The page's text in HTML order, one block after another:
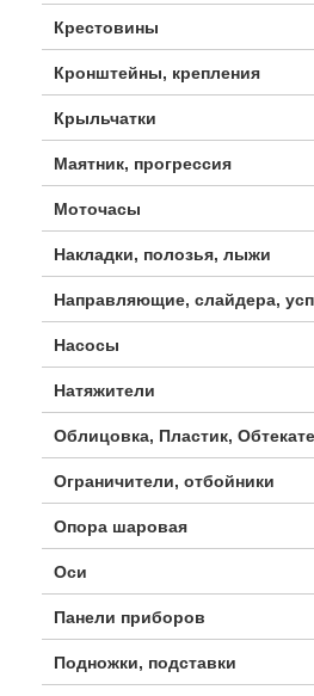
Крестовины
Кронштейны, крепления
Крыльчатки
Маятник, прогрессия
Моточасы
Накладки, полозья, лыжи
Направляющие, слайдера,
Насосы
Натяжители
Облицовка, Пластик,
Ограничители, отбойники
Опора шаровая
Оси
Панели приборов
Подножки, подставки